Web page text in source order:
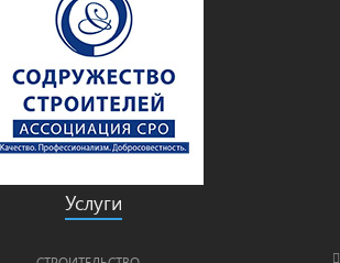
Услуги